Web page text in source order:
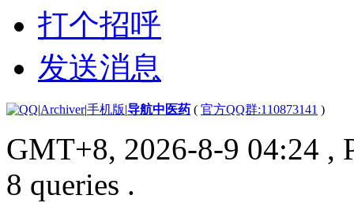
打个招呼
发送消息
|Archiver|手机版|导航中医药 ( 官方QQ群:110873141 )
GMT+8, 2026-8-9 04:24 ,
8 queries .